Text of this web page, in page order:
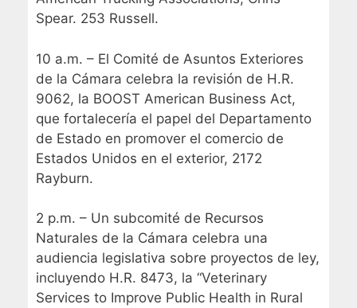
Spear. 253 Russell.
10 a.m. – El Comité de Asuntos Exteriores
de la Cámara celebra la revisión de H.R.
9062, la BOOST American Business Act,
que fortalecería el papel del Departamento
de Estado en promover el comercio de
Estados Unidos en el exterior, 2172
Rayburn.
2 p.m. – Un subcomité de Recursos
Naturales de la Cámara celebra una
audiencia legislativa sobre proyectos de ley,
incluyendo H.R. 8473, la “Veterinary
Services to Improve Public Health in Rural